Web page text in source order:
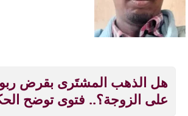
هل الذهب المشتَرى بقرض
على الزوجة؟.. فتوى توضح